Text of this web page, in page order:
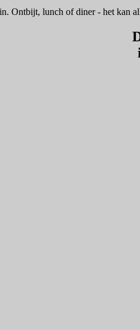
Ontbijt, lunch of diner - het kan